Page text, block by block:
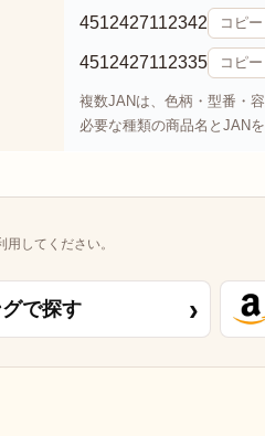
4512427112342 コピー
4512427112335 コピー
複数JANは、色柄・型番・
必要な種類の商品名とJAN
してください。
で探す ›